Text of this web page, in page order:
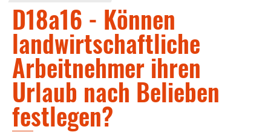
D18a16 - Können
landwirtschaftliche
Arbeitnehmer ihren
Urlaub nach Belieben
festlegen?